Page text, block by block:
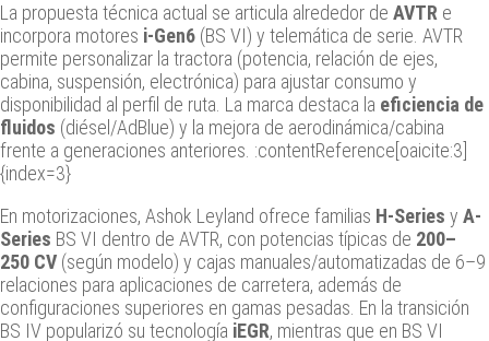
La propuesta técnica actual se articula alrededor de AVTR e
incorpora motores i-Gen6 (BS VI) y telemática de serie. AVTR
permite personalizar la tractora (potencia, relación de ejes,
cabina, suspensión, electrónica) para ajustar consumo y
disponibilidad al perfil de ruta. La marca destaca la eficiencia de
fluidos (diésel/AdBlue) y la mejora de aerodinámica/cabina
frente a generaciones anteriores. :contentReference[oaicite:3]
{index=3}
En motorizaciones, Ashok Leyland ofrece familias H-Series y A-
Series BS VI dentro de AVTR, con potencias típicas de 200–
250 CV (según modelo) y cajas manuales/automatizadas de 6–9
relaciones para aplicaciones de carretera, además de
configuraciones superiores en gamas pesadas. En la transición
BS IV popularizó su tecnología iEGR, mientras que en BS VI